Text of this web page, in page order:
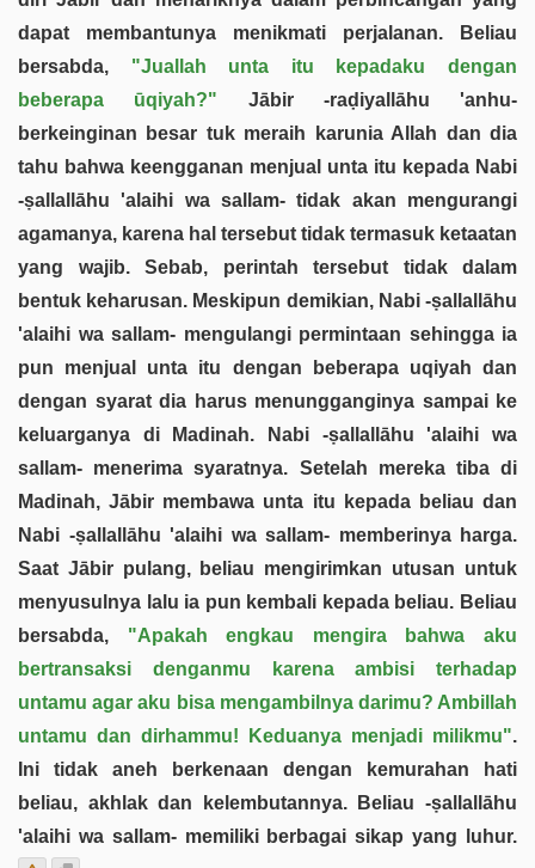
dapat membantunya menikmati perjalanan. Beliau
bersabda, "Juallah unta itu kepadaku dengan
beberapa ūqiyah?" Jābir -raḍiyallāhu 'anhu-
berkeinginan besar tuk meraih karunia Allah dan dia
tahu bahwa keengganan menjual unta itu kepada Nabi
-ṣallallāhu 'alaihi wa sallam- tidak akan mengurangi
agamanya, karena hal tersebut tidak termasuk ketaatan
yang wajib. Sebab, perintah tersebut tidak dalam
bentuk keharusan. Meskipun demikian, Nabi -ṣallallāhu
'alaihi wa sallam- mengulangi permintaan sehingga ia
pun menjual unta itu dengan beberapa uqiyah dan
dengan syarat dia harus menungganginya sampai ke
keluarganya di Madinah. Nabi -ṣallallāhu 'alaihi wa
sallam- menerima syaratnya. Setelah mereka tiba di
Madinah, Jābir membawa unta itu kepada beliau dan
Nabi -ṣallallāhu 'alaihi wa sallam- memberinya harga.
Saat Jābir pulang, beliau mengirimkan utusan untuk
menyusulnya lalu ia pun kembali kepada beliau. Beliau
bersabda, "Apakah engkau mengira bahwa aku
bertransaksi denganmu karena ambisi terhadap
untamu agar aku bisa mengambilnya darimu? Ambillah
untamu dan dirhammu! Keduanya menjadi milikmu".
Ini tidak aneh berkenaan dengan kemurahan hati
beliau, akhlak dan kelembutannya. Beliau -ṣallallāhu
'alaihi wa sallam- memiliki berbagai sikap yang luhur.